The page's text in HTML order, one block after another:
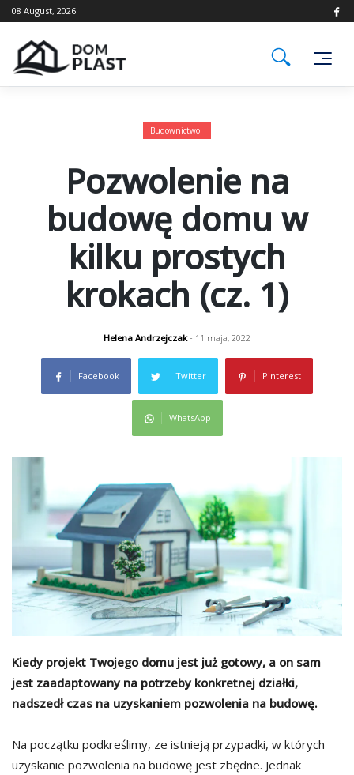
Skip
to
08 August, 2026
Budownictwo
Pozwolenie na
budowę domu w
kilku prostych
krokach (cz. 1)
Helena Andrzejczak- 11 maja, 2022
Facebook Twitter Pinterest
WhatsApp
Kiedy projekt Twojego domu jest już gotowy, a on sam
jest zaadaptowany na potrzeby konkretnej działki,
nadszedł czas na uzyskaniem pozwolenia na budowę.
Na początku podkreślimy, ze istnieją przypadki, w których
uzyskanie pozwolenia na budowę jest zbędne. Jednak